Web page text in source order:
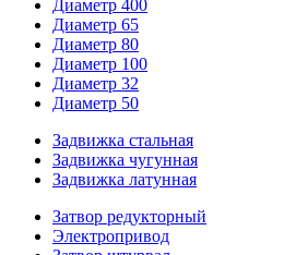
Диаметр 400
Диаметр 65
Диаметр 80
Диаметр 100
Диаметр 32
Диаметр 50
Задвижка стальная
Задвижка чугунная
Задвижка латунная
Затвор редукторный
Электропривод